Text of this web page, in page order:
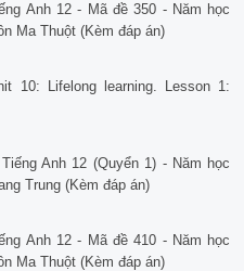
Anh 12 - Mã đề 350 - Năm học
Ma Thuột (Kèm đáp án)
10: Lifelong learning. Lesson 1:
Anh 12 (Quyển 1) - Năm học
Trung (Kèm đáp án)
Anh 12 - Mã đề 410 - Năm học
Ma Thuột (Kèm đáp án)